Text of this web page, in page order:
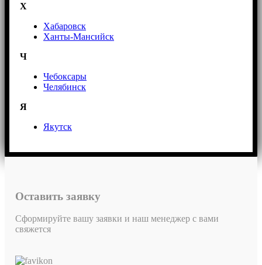
Х
Хабаровск
Ханты-Мансийск
Ч
Чебоксары
Челябинск
Я
Якутск
Оставить заявку
Сформируйте вашу заявки и наш менеджер с вами
свяжется